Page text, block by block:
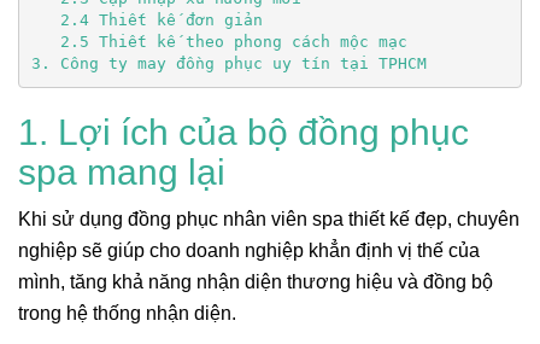
3. Công ty may đồng phục uy tín tại TPHCM
1. Lợi ích của bộ đồng phục
spa mang lại
Khi sử dụng đồng phục nhân viên spa thiết kế đẹp, chuyên
nghiệp sẽ giúp cho doanh nghiệp khẳn định vị thế của
mình, tăng khả năng nhận diện thương hiệu và đồng bộ
trong hệ thống nhận diện.